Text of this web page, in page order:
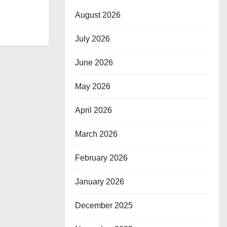
August 2026
July 2026
June 2026
May 2026
April 2026
March 2026
February 2026
January 2026
December 2025